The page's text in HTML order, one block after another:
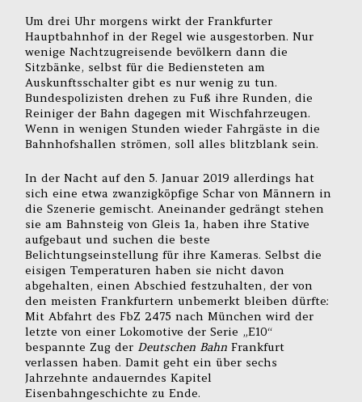
Um drei Uhr morgens wirkt der Frankfurter
Hauptbahnhof in der Regel wie ausgestorben. Nur
wenige Nachtzugreisende bevölkern dann die
Sitzbänke, selbst für die Bediensteten am
Auskunftsschalter gibt es nur wenig zu tun.
Bundespolizisten drehen zu Fuß ihre Runden, die
Reiniger der Bahn dagegen mit Wischfahrzeugen.
Wenn in wenigen Stunden wieder Fahrgäste in die
Bahnhofshallen strömen, soll alles blitzblank sein.
In der Nacht auf den 5. Januar 2019 allerdings hat
sich eine etwa zwanzigköpfige Schar von Männern in
die Szenerie gemischt. Aneinander gedrängt stehen
sie am Bahnsteig von Gleis 1a, haben ihre Stative
aufgebaut und suchen die beste
Belichtungseinstellung für ihre Kameras. Selbst die
eisigen Temperaturen haben sie nicht davon
abgehalten, einen Abschied festzuhalten, der von
den meisten Frankfurtern unbemerkt bleiben dürfte:
Mit Abfahrt des FbZ 2475 nach München wird der
letzte von einer Lokomotive der Serie „E10“
bespannte Zug der Deutschen Bahn Frankfurt
verlassen haben. Damit geht ein über sechs
Jahrzehnte andauerndes Kapitel
Eisenbahngeschichte zu Ende.